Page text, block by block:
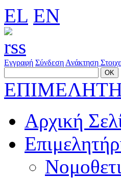
EL EN
Εγγραφή Σύνδεση Ανάκτηση
Αρχική